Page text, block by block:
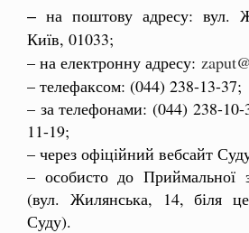
– на поштову адресу: вул.
Київ, 01033;
– на електронну адресу:
– телефаксом: (044) 238-13-37;
– за телефонами: (044) 238-
11-19;
– через офіційний вебсайт
– особисто до Приймальної
(вул. Жилянська, 14, біля
Суду).